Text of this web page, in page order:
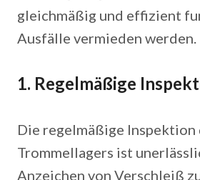
gleichmäßig und effizient
Ausfälle vermieden werden.
1. Regelmäßige
Die regelmäßige Inspektion
Trommellagers ist
Anzeichen von Verschleiß